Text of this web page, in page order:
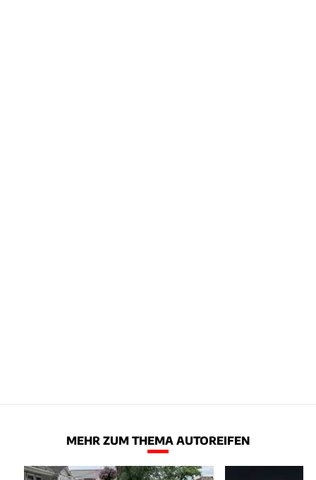
MEHR ZUM THEMA AUTOREIFEN